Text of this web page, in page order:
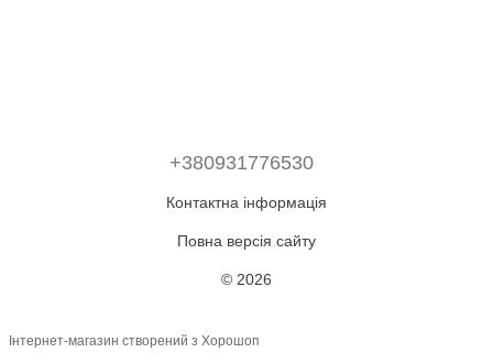
+380931776530
Контактна інформація
Повна версія сайту
© 2026
Інтернет-магазин створений з Хорошоп